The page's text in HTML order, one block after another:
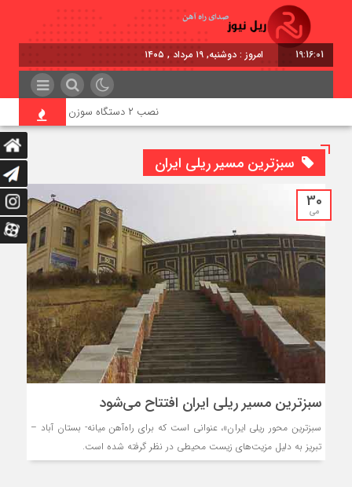
19:16:02 امروز : دوشنبه, ۱۹ مرداد , ۱۴۰۵
نصب ۲ دستگاه سوزن‌ بتنی در ایستگاه راه‌آهن بیشه
سبزترین مسیر ریلی ایران
30
می
سبزترین مسیر ریلی ایران افتتاح می‌شود
سبزترین محور ریلی ایران»، عنوانی است که برای راه‌آهن میانه- بستان آباد –
تبریز به دلیل مزیت‌های زیست محیطی در نظر گرفته شده است.